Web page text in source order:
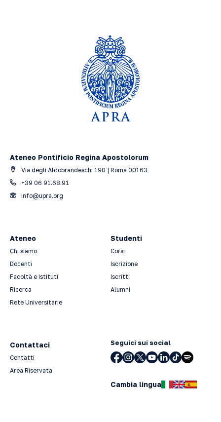
Ateneo Pontificio Regina Apostolorum
Via degli Aldobrandeschi 190 | Roma 00163
+39 06 91.68.91
info@upra.org
Ateneo
Chi siamo
Docenti
Facoltà e Istituti
Ricerca
Rete Universitarie
Studenti
Corsi
Iscrizione
Iscritti
Alumni
Contattaci
Contatti
Area Riservata
Seguici sui social
Cambia lingua